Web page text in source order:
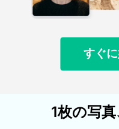
すぐ
1枚の写